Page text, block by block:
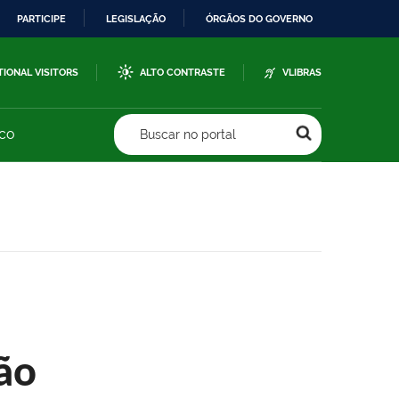
PARTICIPE LEGISLAÇÃO ÓRGÃOS DO GOVERNO
VISITORS ALTO CONTRASTE VLIBRAS
Buscar no portal